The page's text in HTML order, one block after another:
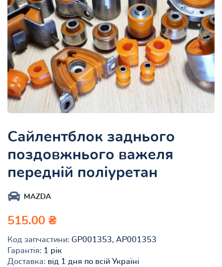
Сайлентблок заднього
поздовжнього важеля
передній поліуретан
MAZDA
515.00 ₴
Код запчастини: GP001353, AP001353
Гарантія: 1 рік
Доставка: від 1 дня по всій Україні